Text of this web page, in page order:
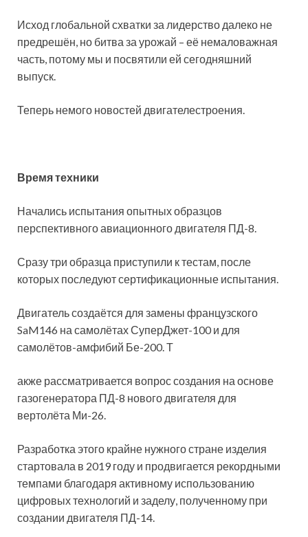
Исход глобальной схватки за лидерство далеко не
предрешён, но битва за урожай – её немаловажная
часть, потому мы и посвятили ей сегодняшний
выпуск.
Теперь немого новостей двигателестроения.
Время техники
Начались испытания опытных образцов
перспективного авиационного двигателя ПД-8.
Сразу три образца приступили к тестам, после
которых последуют сертификационные испытания.
Двигатель создаётся для замены французского
SaM146 на самолётах СуперДжет-100 и для
самолётов-амфибий Бе-200. Т
акже рассматривается вопрос создания на основе
газогенератора ПД-8 нового двигателя для
вертолёта Ми-26.
Разработка этого крайне нужного стране изделия
стартовала в 2019 году и продвигается рекордными
темпами благодаря активному использованию
цифровых технологий и заделу, полученному при
создании двигателя ПД-14.